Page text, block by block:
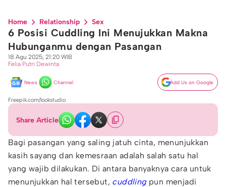
Home Relationship Sex
6 Posisi Cuddling Ini Menujukkan Makna
Hubunganmu dengan Pasangan
18 Agu 2025, 21:20 WIB
Felia Putri Dewinta
News Channel Add Us on Google
Freepik.com/lookstudio
Share Article
Bagi pasangan yang saling jatuh cinta, menunjukkan
kasih sayang dan kemesraan adalah salah satu hal
yang wajib dilakukan. Di antara banyaknya cara untuk
menunjukkan hal tersebut, cuddlingpun menjadi